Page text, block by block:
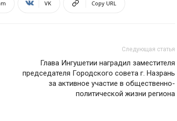
VK Copy URL
Следующая статья
Глава Ингушетии наградил заместителя
председателя Городского совета г. Назрань
за активное участие в общественно-
политической жизни региона